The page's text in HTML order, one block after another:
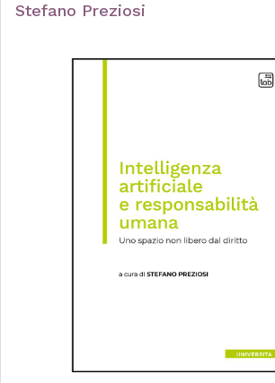
Stefano Preziosi